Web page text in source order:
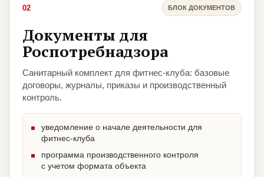
02 БЛОК ДОКУМЕНТОВ
Документы для
Роспотребнадзора
Санитарный комплект для фитнес-клуба: базовые
договоры, журналы, приказы и производственный
контроль.
уведомление о начале деятельности для
фитнес-клуба
программа производственного контроля
с учетом формата объекта